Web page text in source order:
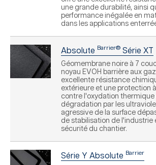
une grande durabilité, ainsi
performance inégalée en
dans les applications
Absolute Barrier® Série XT
Géomembrane noire à 7
noyau EVOH barrière aux
excellente résistance
extérieure et une protection
contre l'oxydation thermique
dégradation par les
agressive de la surface
de stabilisation de l'industrie
sécurité du chantier.
Série Y Absolute Barrier